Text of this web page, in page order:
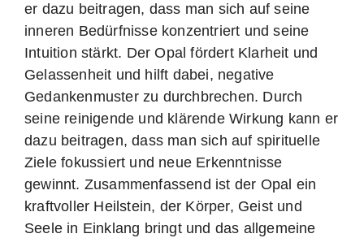
er dazu beitragen, dass man sich auf seine
inneren Bedürfnisse konzentriert und seine
Intuition stärkt. Der Opal fördert Klarheit und
Gelassenheit und hilft dabei, negative
Gedankenmuster zu durchbrechen. Durch
seine reinigende und klärende Wirkung kann er
dazu beitragen, dass man sich auf spirituelle
Ziele fokussiert und neue Erkenntnisse
gewinnt. Zusammenfassend ist der Opal ein
kraftvoller Heilstein, der Körper, Geist und
Seele in Einklang bringt und das allgemeine